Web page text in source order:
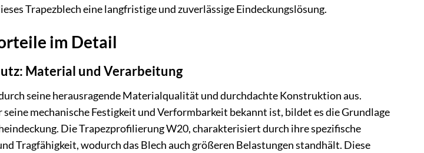
Trapezblech eine langfristige und zuverlässige Eindeckungslösung.
im Detail
Material und Verarbeitung
seine herausragende Materialqualität und durchdachte Konstruktion aus.
mechanische Festigkeit und Verformbarkeit bekannt ist, bildet es die Grundlage
Die Trapezprofilierung W20, charakterisiert durch ihre spezifische
Tragfähigkeit, wodurch das Blech auch größeren Belastungen standhält. Diese